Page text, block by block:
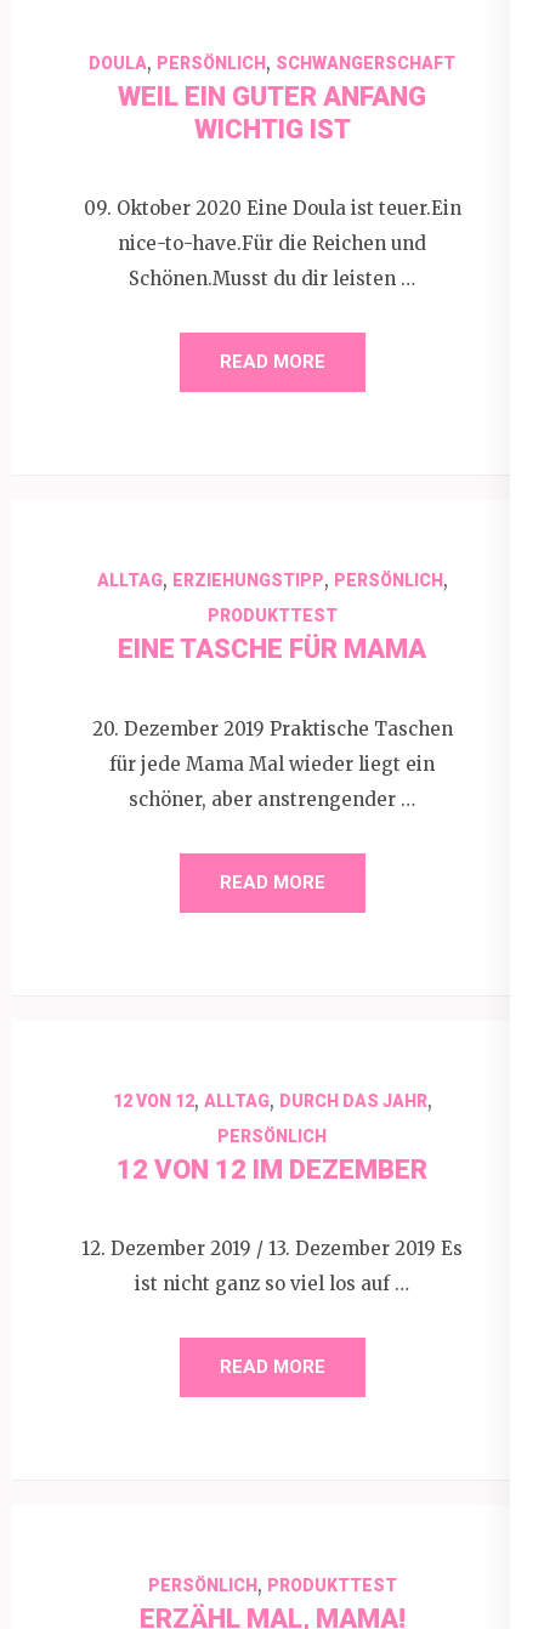
DOULA, PERSÖNLICH, SCHWANGERSCHAFT
WEIL EIN GUTER ANFANG
WICHTIG IST
09. Oktober 2020 Eine Doula ist teuer.Ein
nice-to-have.Für die Reichen und
Schönen.Musst du dir leisten …
READ MORE
ALLTAG, ERZIEHUNGSTIPP, PERSÖNLICH,
PRODUKTTEST
EINE TASCHE FÜR MAMA
20. Dezember 2019 Praktische Taschen
für jede Mama Mal wieder liegt ein
schöner, aber anstrengender …
READ MORE
12 VON 12, ALLTAG, DURCH DAS JAHR,
PERSÖNLICH
12 VON 12 IM DEZEMBER
12. Dezember 2019 / 13. Dezember 2019 Es
ist nicht ganz so viel los auf …
READ MORE
PERSÖNLICH, PRODUKTTEST
ERZÄHL MAL, MAMA!